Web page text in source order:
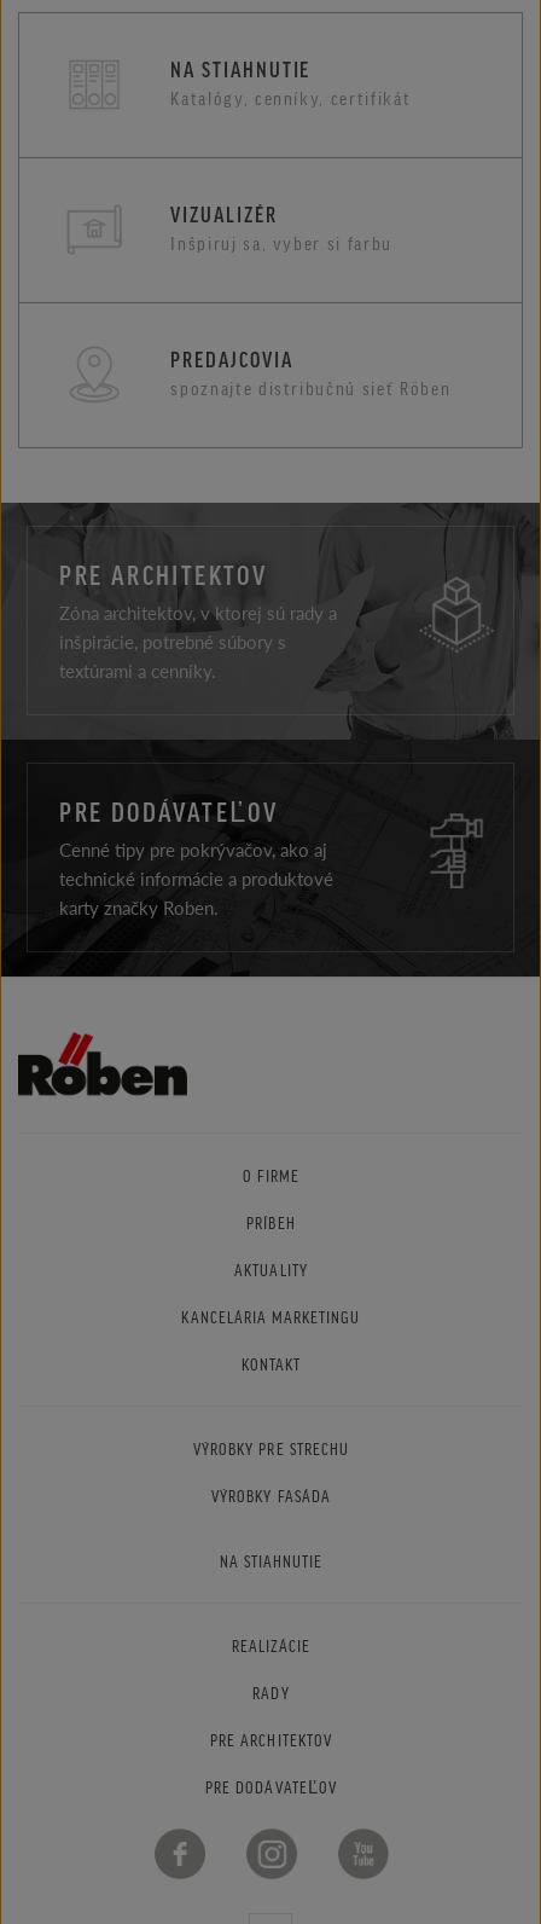
NA STIAHNUTIE
Katalógy, cenníky, certifikát
VIZUALIZÉR
Inšpiruj sa, vyber si farbu
PREDAJCOVIA
spoznajte distribučnú sieť Röben
PRE ARCHITEKTOV
Zóna architektov, v ktorej sú rady a
inšpirácie, potrebné súbory s
textúrami a cenníky.
PRE DODÁVATEĽOV
Cenné tipy pre pokrývačov, ako aj
technické informácie a produktové
karty značky Roben.
O FIRME
PRÍBEH
AKTUALITY
KANCELÁRIA MARKETINGU
KONTAKT
VÝROBKY PRE STRECHU
VÝROBKY FASÁDA
NA STIAHNUTIE
REALIZÁCIE
RADY
PRE ARCHITEKTOV
PRE DODÁVATEĽOV